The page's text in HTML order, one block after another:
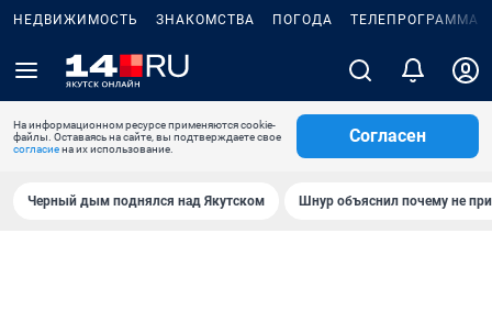
НЕДВИЖИМОСТЬ ЗНАКОМСТВА ПОГОДА ТЕЛЕПРОГРАММА
На информационном ресурсе применяются cookie-
файлы. Оставаясь на сайте, вы подтверждаете свое
согласиена их использование.
Согласен
Черный дым поднялся над Якутском Шнур объяснил почему не